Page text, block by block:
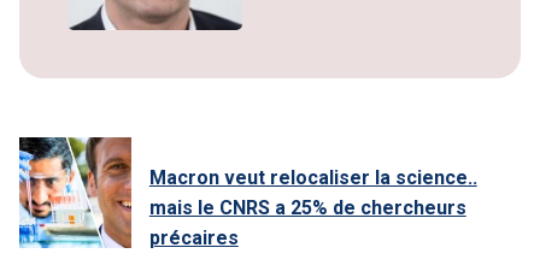
Macron veut relocaliser la science..
mais le CNRS a 25% de chercheurs
précaires